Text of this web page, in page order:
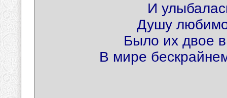
И
Душу
Было их двое
В мире